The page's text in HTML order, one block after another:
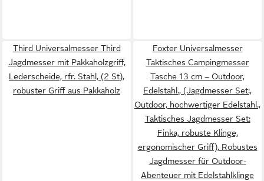
Third Universalmesser Third
Jagdmesser mit Pakkaholzgriff,
Lederscheide, rfr. Stahl, (2 St),
robuster Griff aus Pakkaholz
Foxter Universalmesser
Taktisches Campingmesser
Tasche 13 cm – Outdoor,
Edelstahl., (Jagdmesser Set:,
Outdoor, hochwertiger Edelstahl.,
Taktisches Jagdmesser Set:
Finka, robuste Klinge,
ergonomischer Griff), Robustes
Jagdmesser für Outdoor-
Abenteuer mit Edelstahlklinge